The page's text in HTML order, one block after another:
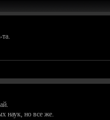
наук, но все же.